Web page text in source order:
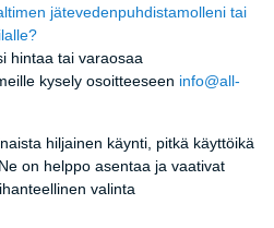
jätevedenpuhdistamolleni tai
hintaa tai varaosaa
kysely osoitteeseen info@all-
hiljainen käynti, pitkä käyttöikä
on helppo asentaa ja vaativat
valinta